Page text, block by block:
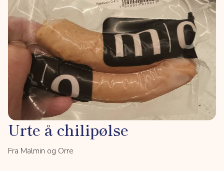
Urte å chilipølse
Fra Malmin og Orre